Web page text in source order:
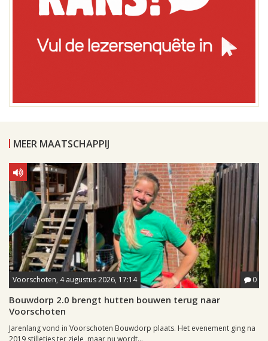
MEER MAATSCHAPPIJ
Voorschoten, 4 augustus 2026, 17:14 0
Bouwdorp 2.0 brengt hutten bouwen terug naar
Voorschoten
Jarenlang vond in Voorschoten Bouwdorp plaats. Het evenement ging na